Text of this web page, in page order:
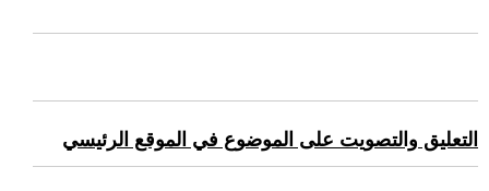
التعليق والتصويت على الموضوع في الموقع الرئيسي